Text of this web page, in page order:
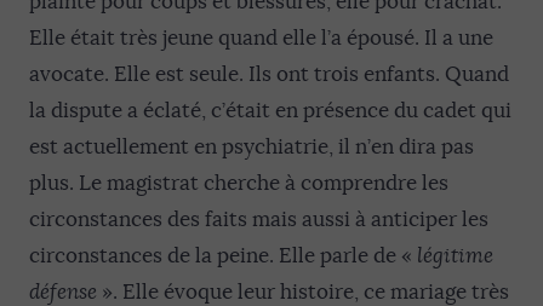
Elle était très jeune quand elle l’a épousé. Il a une
avocate. Elle est seule. Ils ont trois enfants. Quand
la dispute a éclaté, c’était en présence du cadet qui
est actuellement en psychiatrie, il n’en dira pas
plus. Le magistrat cherche à comprendre les
circonstances des faits mais aussi à anticiper les
circonstances de la peine. Elle parle de « légitime
défense ». Elle évoque leur histoire, ce mariage très